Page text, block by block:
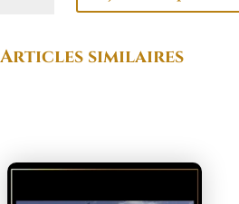
d'hommage
Articles similaires